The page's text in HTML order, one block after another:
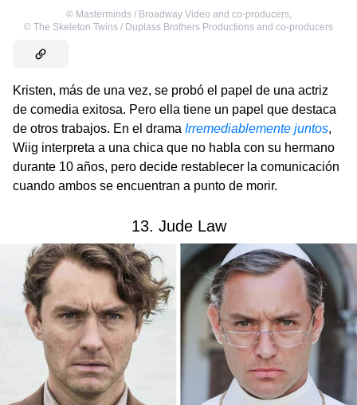
© Masterminds / Broadway Video and co-producers,
© The Skeleton Twins / Duplass Brothers Productions and co-producers
Kristen, más de una vez, se probó el papel de una actriz
de comedia exitosa. Pero ella tiene un papel que destaca
de otros trabajos. En el drama Irremediablemente juntos,
Wiig interpreta a una chica que no habla con su hermano
durante 10 años, pero decide restablecer la comunicación
cuando ambos se encuentran a punto de morir.
13. Jude Law